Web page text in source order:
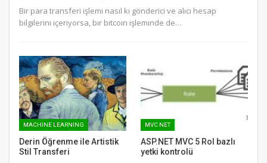
Bir para transferi işlemi nasıl ki gönderici ve alıcı hesap
bilgilerini içeriyorsa, bir bitcoin işleminde de…
MACHINE LEARNING
Derin Öğrenme ile Artistik
Stil Transferi
MVC NET
ASP.NET MVC 5 Rol bazlı
yetki kontrolü